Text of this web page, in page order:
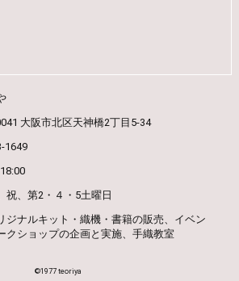
大阪市北区天神橋2丁目5-34
1649
祝、第2・４・5土曜日
ジナルキット・織機・書籍の販売、 イベン
クショップの企画と実施、手織教室
©️1977 teoriya